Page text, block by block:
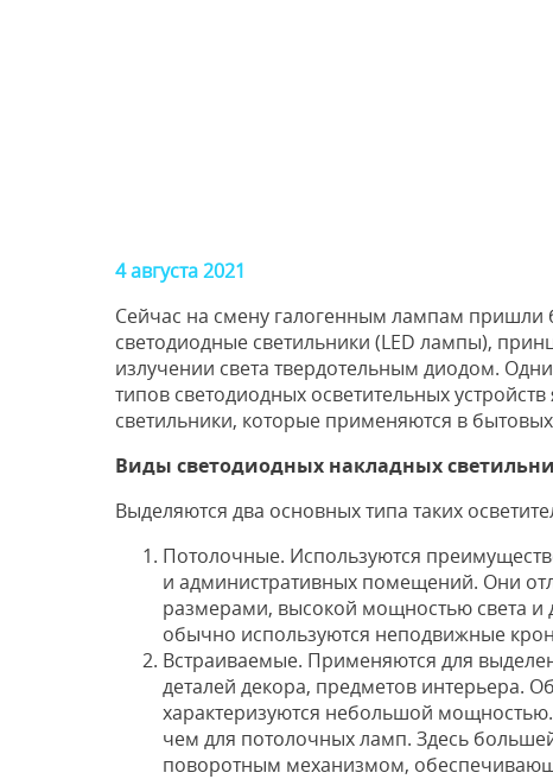
4 августа 2021
Сейчас на смену галогенным лампам пришли
светодиодные светильники (LED лампы),
излучении света твердотельным диодом.
типов светодиодных осветительных
светильники, которые применяются в
Виды светодиодных накладных
Выделяются два основных типа таких
Потолочные. Используются
и административных помещений. Они
размерами, высокой мощностью света и
обычно используются неподвижные
Встраиваемые. Применяются для
деталей декора, предметов
характеризуются небольшой
чем для потолочных ламп. Здесь
поворотным механизмом,